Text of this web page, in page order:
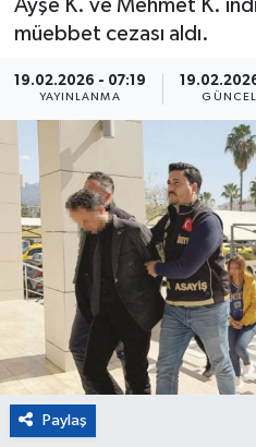
Ayşe K. ve Mehmet K.
müebbet cezası aldı.
19.02.2026 - 07:19
YAYINLANMA
Paylaş
Yaşam
Dünya
Eğitim
Sağlık
Magazin
Turizm
Çevre
Son Dakika Haberleri